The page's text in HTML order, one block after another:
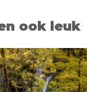
ook leuk